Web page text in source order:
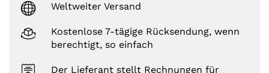
Weltweiter Versand
Kostenlose 7-tägige Rücksendung, wenn
berechtigt, so einfach
Der Lieferant stellt Rechnungen für